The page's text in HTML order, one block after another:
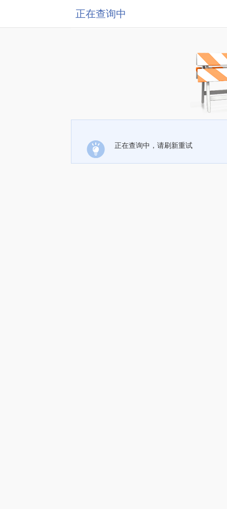
正在查询中
正在查询中，请刷新重试